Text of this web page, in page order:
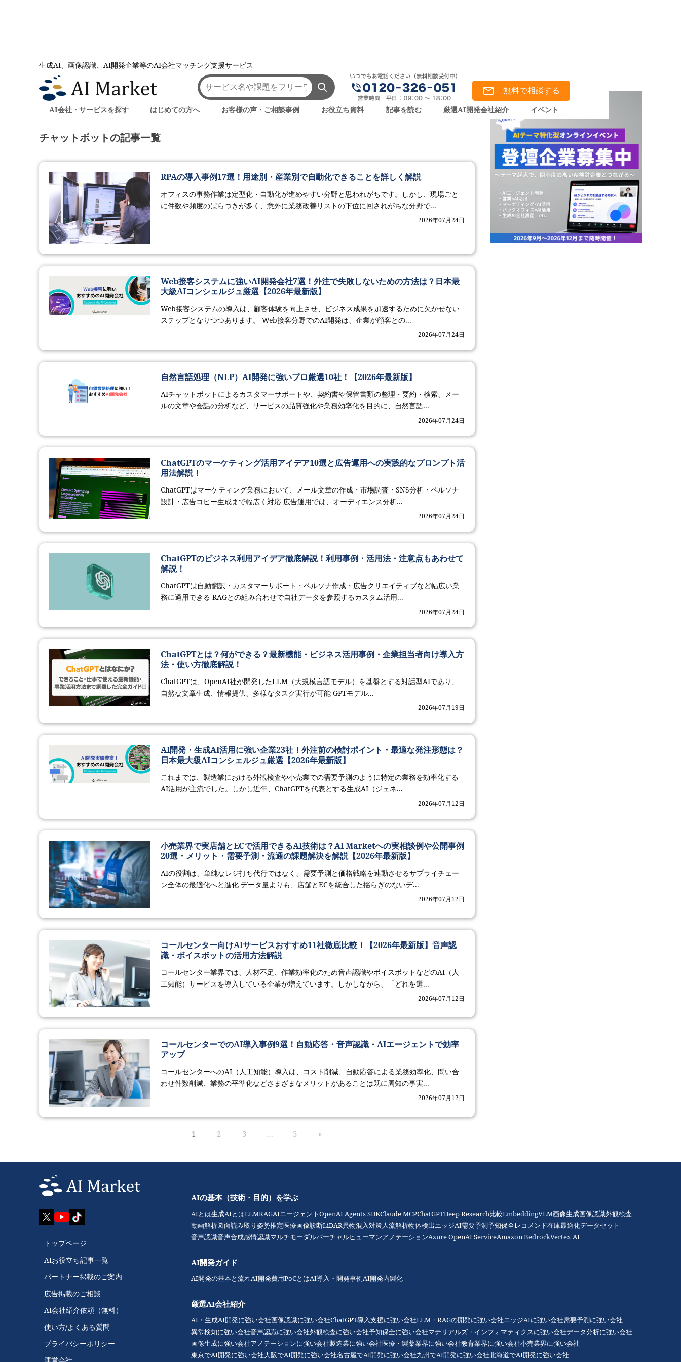
生成AI、画像認識、AI開発企業等のAI会社マッチング支援サービス
無料で相談する
AI会社・サービスを探す はじめての方へ お客様の声・ご相談事例 お役立ち資料 記事を読む 厳選AI開発会社紹介 イベント
AI会社とのマッチングは AI Market 記事一覧 チャットボット
記事一覧
チャットボットの記事一覧
RPAの導入事例17選！用途別・産業別で自動化できることを詳しく解説
オフィスの事務作業は定型化・自動化が進めやすい分野と思われがちです。しかし、現場ごと
に件数や頻度のばらつきが多く、意外に業務改善リストの下位に回されがちな分野で...
2026年07月24日
Web接客システムに強いAI開発会社7選！外注で失敗しないための方法は？日本最
大級AIコンシェルジュ厳選【2026年最新版】
Web接客システムの導入は、顧客体験を向上させ、ビジネス成果を加速するために欠かせない
ステップとなりつつあります。 Web接客分野でのAI開発は、企業が顧客との...
2026年07月24日
自然言語処理（NLP）AI開発に強いプロ厳選10社！【2026年最新版】
AIチャットボットによるカスタマーサポートや、契約書や保管書類の整理・要約・検索、メー
ルの文章や会話の分析など、サービスの品質強化や業務効率化を目的に、自然言語...
2026年07月24日
ChatGPTのマーケティング活用アイデア10選と広告運用への実践的なプロンプト活
用法解説！
ChatGPTはマーケティング業務において、メール文章の作成・市場調査・SNS分析・ペルソナ
設計・広告コピー生成まで幅広く対応 広告運用では、オーディエンス分析...
2026年07月24日
ChatGPTのビジネス利用アイデア徹底解説！利用事例・活用法・注意点もあわせて
解説！
ChatGPTは自動翻訳・カスタマーサポート・ペルソナ作成・広告クリエイティブなど幅広い業
務に適用できる RAGとの組み合わせで自社データを参照するカスタム活用...
2026年07月24日
ChatGPTとは？何ができる？最新機能・ビジネス活用事例・企業担当者向け導入方
法・使い方徹底解説！
ChatGPTは、OpenAI社が開発したLLM（大規模言語モデル）を基盤とする対話型AIであり、
自然な文章生成、情報提供、多様なタスク実行が可能 GPTモデル...
2026年07月19日
AI開発・生成AI活用に強い企業23社！外注前の検討ポイント・最適な発注形態は？
日本最大級AIコンシェルジュ厳選【2026年最新版】
これまでは、製造業における外観検査や小売業での需要予測のように特定の業務を効率化する
AI活用が主流でした。しかし近年、ChatGPTを代表とする生成AI（ジェネ...
2026年07月12日
小売業界で実店舗とECで活用できるAI技術は？AI Marketへの実相談例や公開事例
20選・メリット・需要予測・流通の課題解決を解説【2026年最新版】
AIの役割は、単純なレジ打ち代行ではなく、需要予測と価格戦略を連動させるサプライチェー
ン全体の最適化へと進化 データ量よりも、店舗とECを統合した揺らぎのないデ...
2026年07月12日
コールセンター向けAIサービスおすすめ11社徹底比較！【2026年最新版】音声認
識・ボイスボットの活用方法解説
コールセンター業界では、人材不足、作業効率化のため音声認識やボイスボットなどのAI（人
工知能）サービスを導入している企業が増えています。しかしながら、「どれを選...
2026年07月12日
コールセンターでのAI導入事例9選！自動応答・音声認識・AIエージェントで効率
アップ
コールセンターへのAI（人工知能）導入は、コスト削減、自動応答による業務効率化、問い合
わせ件数削減、業務の平準化などさまざまなメリットがあることは既に周知の事実...
2026年07月12日
1 2 3 … 5 »
トップページ
AIお役立ち記事一覧
パートナー掲載のご案内
広告掲載のご相談
AI会社紹介依頼（無料）
使い方/よくある質問
プライバシーポリシー
AIの基本（技術・目的）を学ぶ
AIとは生成AIとはLLMRAGAIエージェントOpenAI Agents SDKClaude MCPChatGPTDeep Research比較EmbeddingVLM画像生成画像認識外観検査
動画解析図面読み取り姿勢推定医療画像診断LiDAR異物混入対策人流解析物体検出エッジAI需要予測予知保全レコメンド在庫最適化データセット
音声認識音声合成感情認識マルチモーダルバーチャルヒューマンアノテーションAzure OpenAI ServiceAmazon BedrockVertex AI
AI開発ガイド
AI開発の基本と流れAI開発費用PoCとはAI導入・開発事例AI開発内製化
厳選AI会社紹介
AI・生成AI開発に強い会社画像認識に強い会社ChatGPT導入支援に強い会社LLM・RAGの開発に強い会社エッジAIに強い会社需要予測に強い会社
異常検知に強い会社音声認識に強い会社外観検査に強い会社予知保全に強い会社マテリアルズ・インフォマティクスに強い会社データ分析に強い会社
画像生成に強い会社アノテーションに強い会社製造業に強い会社医療・製薬業界に強い会社教育業界に強い会社小売業界に強い会社
東京でAI開発に強い会社大阪でAI開発に強い会社名古屋でAI開発に強い会社九州でAI開発に強い会社北海道でAI開発に強い会社